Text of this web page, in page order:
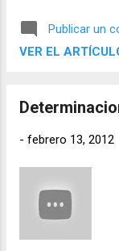
Publicar un
VER EL
- febrero 13, 2012